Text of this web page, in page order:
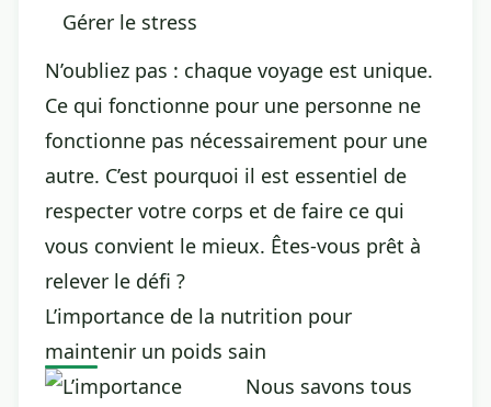
Gérer le stress
N’oubliez pas : chaque voyage est unique.
Ce qui fonctionne pour une personne ne
fonctionne pas nécessairement pour une
autre. C’est pourquoi il est essentiel de
respecter votre corps et de faire ce qui
vous convient le mieux. Êtes-vous prêt à
relever le défi ?
L’importance de la nutrition pour
maintenir un poids sain
Nous savons tous